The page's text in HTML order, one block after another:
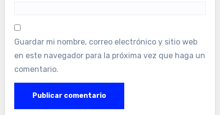
Guardar mi nombre, correo electrónico y sitio web
en este navegador para la próxima vez que haga un
comentario.